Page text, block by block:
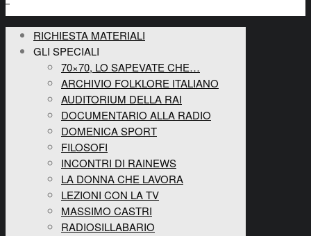
RICHIESTA MATERIALI
GLI SPECIALI
70×70, LO SAPEVATE CHE…
ARCHIVIO FOLKLORE ITALIANO
AUDITORIUM DELLA RAI
DOCUMENTARIO ALLA RADIO
DOMENICA SPORT
FILOSOFI
INCONTRI DI RAINEWS
LA DONNA CHE LAVORA
LEZIONI CON LA TV
MASSIMO CASTRI
RADIOSILLABARIO